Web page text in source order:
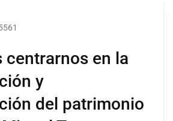
centrarnos en la
y
del patrimonio